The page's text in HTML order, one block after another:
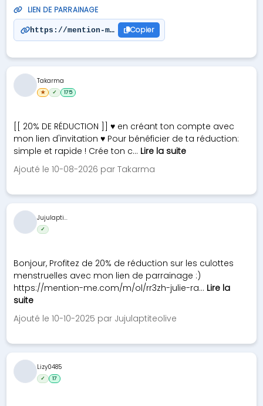
LIEN DE PARRAINAGE
https://mention-me.com/m/ol/jr8rs-anaelle-
Copier
[[ 20% DE RÉDUCTION ]] ♥ en créant ton compte avec
mon lien d'invitation ♥ Pour bénéficier de ta réduction:
simple et rapide ! Crée ton c... Lire la suite
Ajouté le 10-08-2026 par Takarma
Takarma
★ ✓ 175
Bonjour, Profitez de 20% de réduction sur les culottes
menstruelles avec mon lien de parrainage :)
https://mention-me.com/m/ol/rr3zh-julie-ra... Lire la
suite
Ajouté le 10-10-2025 par Jujulaptiteolive
Jujulapti...
✓
Lizy0485
✓ 17